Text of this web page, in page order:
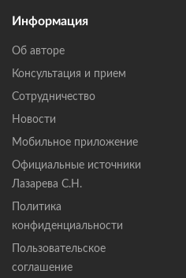
Информация
Об авторе
Консультация и прием
Сотрудничество
Новости
Мобильное приложение
Официальные источники
Лазарева С.Н.
Политика
конфиденциальности
Пользовательское
соглашение